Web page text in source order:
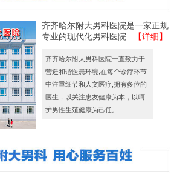
齐齐哈尔附大男科医院是一家正规
专业的现代化男科医院...
【详细】
齐齐哈尔附大男科医院一直致力于
营造和谐医患环境,在每个诊疗环节
中注重细节和人文医疗,拥有多位的
医生，以关注患友健康为本，以呵
护男性生殖健康为己任。